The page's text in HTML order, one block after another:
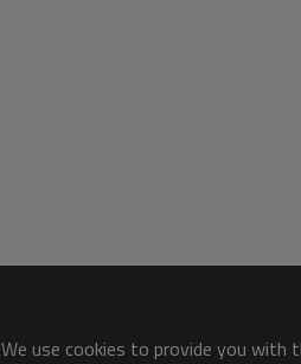
We use cookies to provide you with